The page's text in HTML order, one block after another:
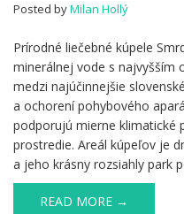
Posted byMilan Hollý
Prírodné liečebné kúpele
minerálnej vode s najvyšším
medzi najúčinnejšie
a ochorení pohybového
podporujú mierne klimatické
prostredie. Areál kúpeľov je
a jeho krásny rozsiahly park
READ MORE →